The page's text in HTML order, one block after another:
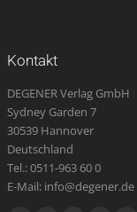
Kontakt
DEGENER Verlag GmbH
Sydney Garden 7
30539 Hannover
Deutschland
Tel.: 0511-963 60 0
E-Mail: info@degener.de